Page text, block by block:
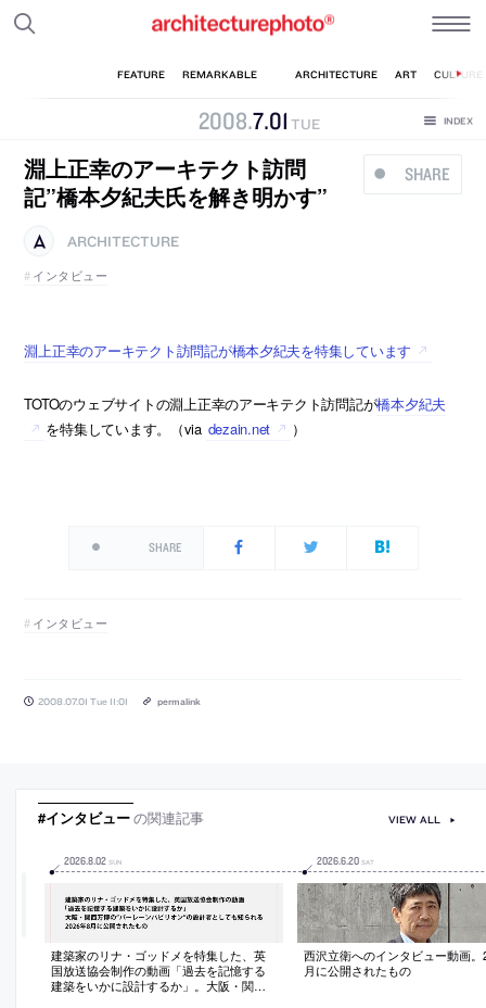
2008.7.01 TUE
SHARE
淵上正幸のアーキテクト訪問
記”橋本夕紀夫氏を解き明かす”
ARCHITECTURE
インタビュー
淵上正幸のアーキテクト訪問記が橋本夕紀夫を特集しています
TOTOのウェブサイトの淵上正幸のアーキテクト訪問記が橋本夕紀夫
を特集しています。（via dezain.net ）
SHARE
インタビュー
2008.07.01 Tue 11:01 permalink
#インタビューの関連記事
2026.8.02 SUN
建築家のリナ・ゴッドメを特集した、英
国放送協会制作の動画「過去を記憶する
建築をいかに設計するか」。大阪・関西
2026.6.20 SAT
西沢立衛へのインタビュー動画。
月に公開されたもの
VIEW ALL